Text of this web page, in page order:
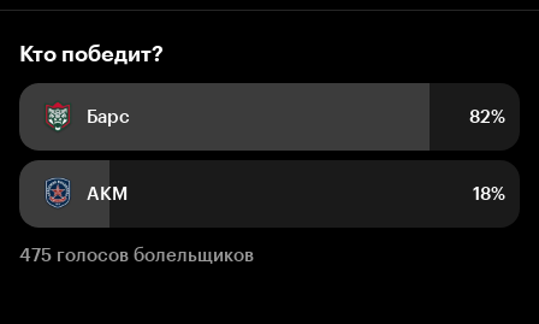
Кто победит?
Барс 82%
АКМ 18%
475 голосов болельщиков